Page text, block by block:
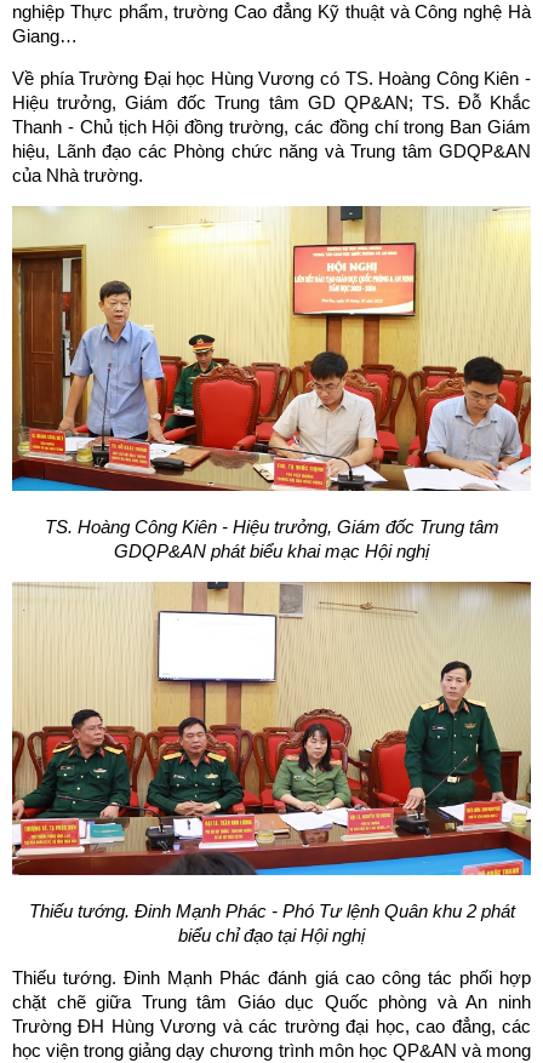
nghiệp Thực phẩm, trường Cao đẳng Kỹ thuật và Công nghệ Hà
Giang…
Về phía Trường Đại học Hùng Vương có TS. Hoàng Công Kiên -
Hiệu trưởng, Giám đốc Trung tâm GD QP&AN; TS. Đỗ Khắc
Thanh - Chủ tịch Hội đồng trường, các đồng chí trong Ban Giám
hiệu, Lãnh đạo các Phòng chức năng và Trung tâm GDQP&AN
của Nhà trường.
TS. Hoàng Công Kiên - Hiệu trưởng, Giám đốc Trung tâm
GDQP&AN phát biểu khai mạc Hội nghị
Thiếu tướng. Đinh Mạnh Phác - Phó Tư lệnh Quân khu 2 phát
biểu chỉ đạo tại Hội nghị
Thiếu tướng. Đinh Mạnh Phác đánh giá cao công tác phối hợp
chặt chẽ giữa Trung tâm Giáo dục Quốc phòng và An ninh
Trường ĐH Hùng Vương và các trường đại học, cao đẳng, các
học viện trong giảng dạy chương trình môn học QP&AN và mong